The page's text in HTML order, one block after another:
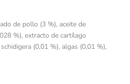
de pollo (3 %), aceite de
%), extracto de cartílago
(0,01 %), algas (0,01 %),